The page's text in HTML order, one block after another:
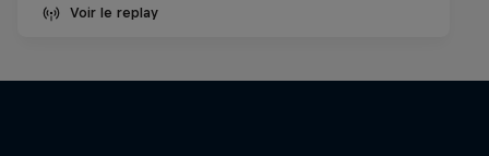
Voir le replay